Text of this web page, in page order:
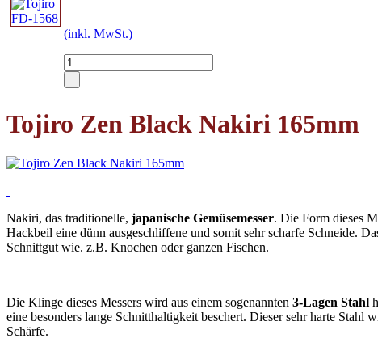
(inkl. MwSt.)
Tojiro Zen Black Nakiri 165mm
Nakiri, das traditionelle, japanische Gemüsemesser. Die Form dieses
Hackbeil eine dünn ausgeschliffene und somit sehr scharfe Schneide.
Schnittgut wie. z.B. Knochen oder ganzen Fischen.
Die Klinge dieses Messers wird aus einem sogenannten 3-Lagen Stahl
eine besonders lange Schnitthaltigkeit beschert. Dieser sehr harte
Schärfe.